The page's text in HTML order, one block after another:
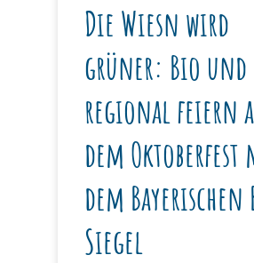
Die Wiesn wird
grüner: Bio und
regional feiern
dem Oktoberfest
dem
Siegel